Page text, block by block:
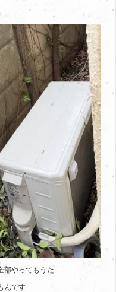
部やってもうた
んです